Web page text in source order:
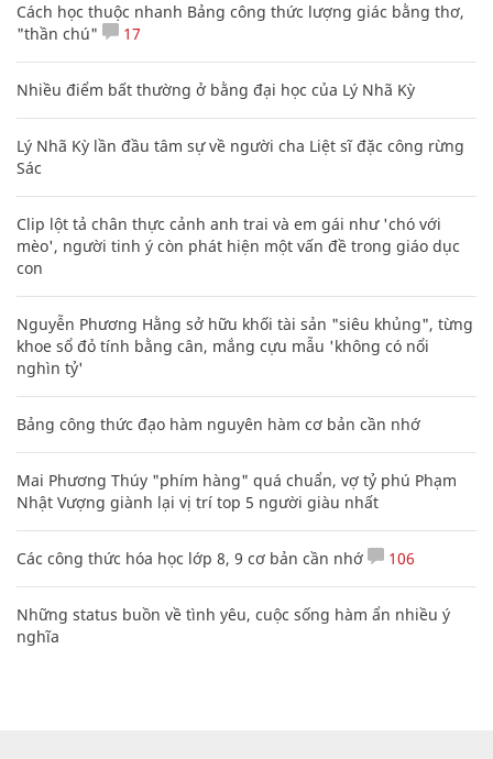
Cách học thuộc nhanh Bảng công thức lượng giác bằng thơ,
"thần chú"
17
Nhiều điểm bất thường ở bằng đại học của Lý Nhã Kỳ
Lý Nhã Kỳ lần đầu tâm sự về người cha Liệt sĩ đặc công rừng
Sác
Clip lột tả chân thực cảnh anh trai và em gái như 'chó với
mèo', người tinh ý còn phát hiện một vấn đề trong giáo dục
con
Nguyễn Phương Hằng sở hữu khối tài sản "siêu khủng", từng
khoe sổ đỏ tính bằng cân, mắng cựu mẫu 'không có nổi
nghìn tỷ'
Bảng công thức đạo hàm nguyên hàm cơ bản cần nhớ
Mai Phương Thúy "phím hàng" quá chuẩn, vợ tỷ phú Phạm
Nhật Vượng giành lại vị trí top 5 người giàu nhất
Các công thức hóa học lớp 8, 9 cơ bản cần nhớ 106
Những status buồn về tình yêu, cuộc sống hàm ẩn nhiều ý
nghĩa